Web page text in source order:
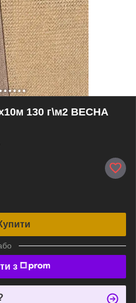
130 г\м2 ВЕСНА
з